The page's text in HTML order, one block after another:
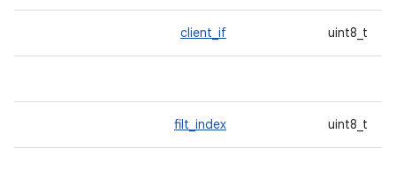
uint8_t
client_if
uint8_t
filt_index